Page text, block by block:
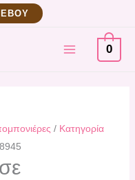
MAIN
MENU
0
/ Κατηγορία